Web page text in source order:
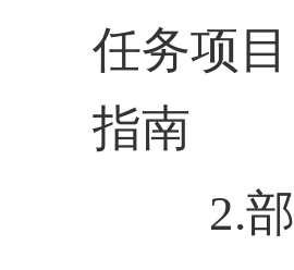
任务项
指南
2.